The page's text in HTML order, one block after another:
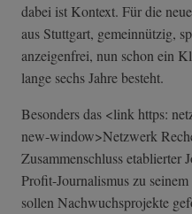
dabei ist Kontext. Für die
aus Stuttgart, gemeinnützig,
anzeigenfrei, nun schon ein
lange sechs Jahre besteht.
Besonders das <link https:
n­ew-window>Netzw­erk
Zusammenschluss etablierter
Profit-Journalismus zu
sollen Nachwuchsprojekte